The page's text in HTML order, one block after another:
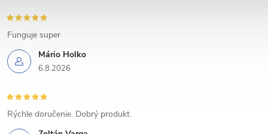
y
v
ý
p
i
Mário Holko
6.8.2026
Funguje super
Rýchle doručenie. Dobrý produkt.